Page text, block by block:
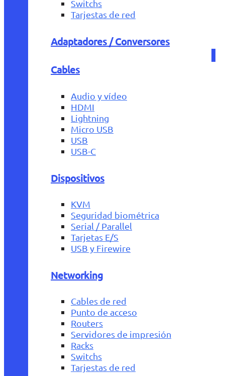
Switchs
Tarjestas de red
Adaptadores / Conversores
Cables
Audio y vídeo
HDMI
Lightning
Micro USB
USB
USB-C
Dispositivos
KVM
Seguridad biométrica
Serial / Parallel
Tarjetas E/S
USB y Firewire
Networking
Cables de red
Punto de acceso
Routers
Servidores de impresión
Racks
Switchs
Tarjestas de red